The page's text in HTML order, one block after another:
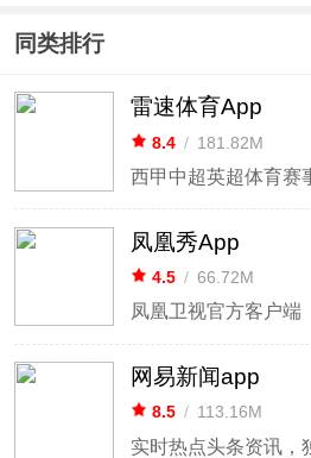
同类排行
雷速体育App
8.4 / 181.82M
西甲中超英超体育赛
凤凰秀App
4.5 / 66.72M
凤凰卫视官方客户端
网易新闻app
8.5 / 113.16M